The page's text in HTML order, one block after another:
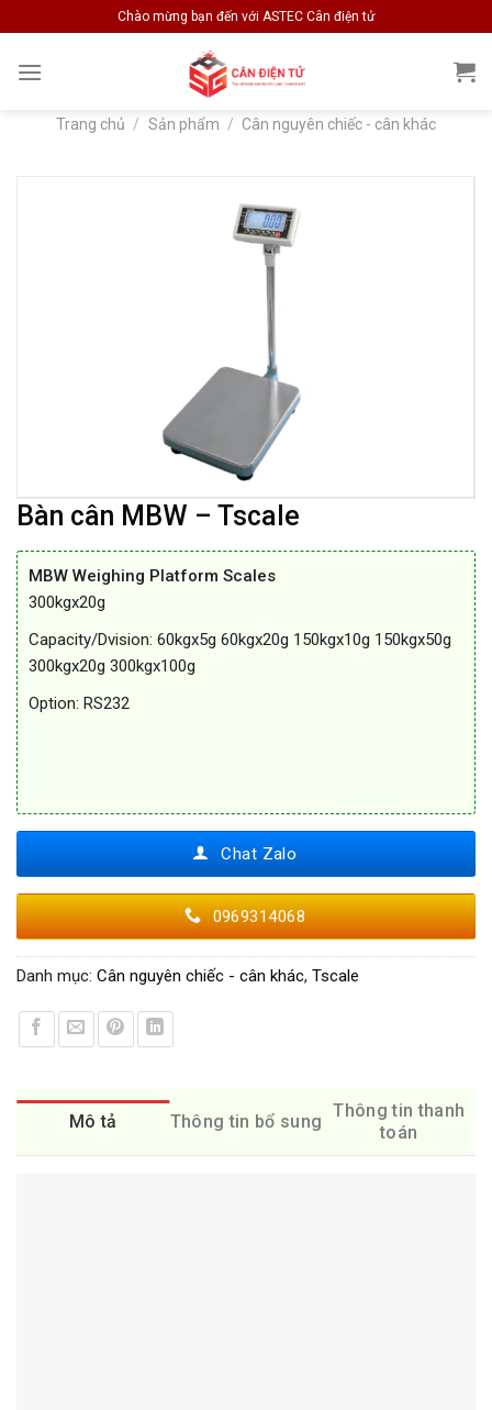
to
content
Chào mừng bạn đến với ASTEC Cân điện tử
Trang chủ / Sản phẩm / Cân nguyên chiếc - cân khác
Bàn cân MBW – Tscale
MBW Weighing Platform Scales
300kgx20g
Capacity/Dvision: 60kgx5g 60kgx20g 150kgx10g 150kgx50g
300kgx20g 300kgx100g
Option: RS232
Chat Zalo
0969314068
Danh mục: Cân nguyên chiếc - cân khác, Tscale
Mô tả Thông tin bổ sung
Thông tin thanh
toán